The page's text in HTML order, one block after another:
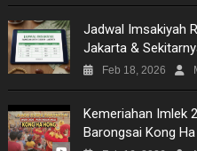
Jadwal Imsakiyah
Jakarta &
Feb 18, 2026
Kemeriahan Imlek
Barongsai Kong